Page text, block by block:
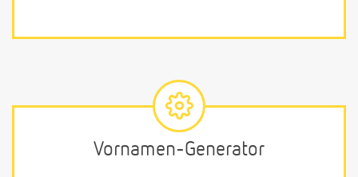
Vornamen-Generator